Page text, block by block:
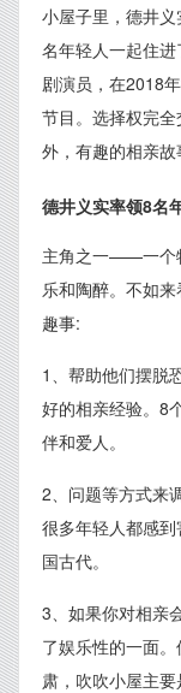
小屋子里，德井
名年轻人一起住
剧演员，在2018
节目。选择权完
外，有趣的相亲故
德井义实率领8名
主角之一——一个
乐和陶醉。不如
趣事:
1、帮助他们摆脱
好的相亲经验。8
伴和爱人。
2、问题等方式来
很多年轻人都感
国古代。
3、如果你对相亲
了娱乐性的一面
肃，吹吹小屋主